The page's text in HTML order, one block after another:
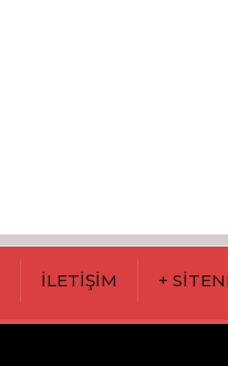
İLETİŞİM +